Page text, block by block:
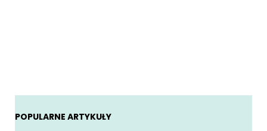
POPULARNE ARTYKUŁY